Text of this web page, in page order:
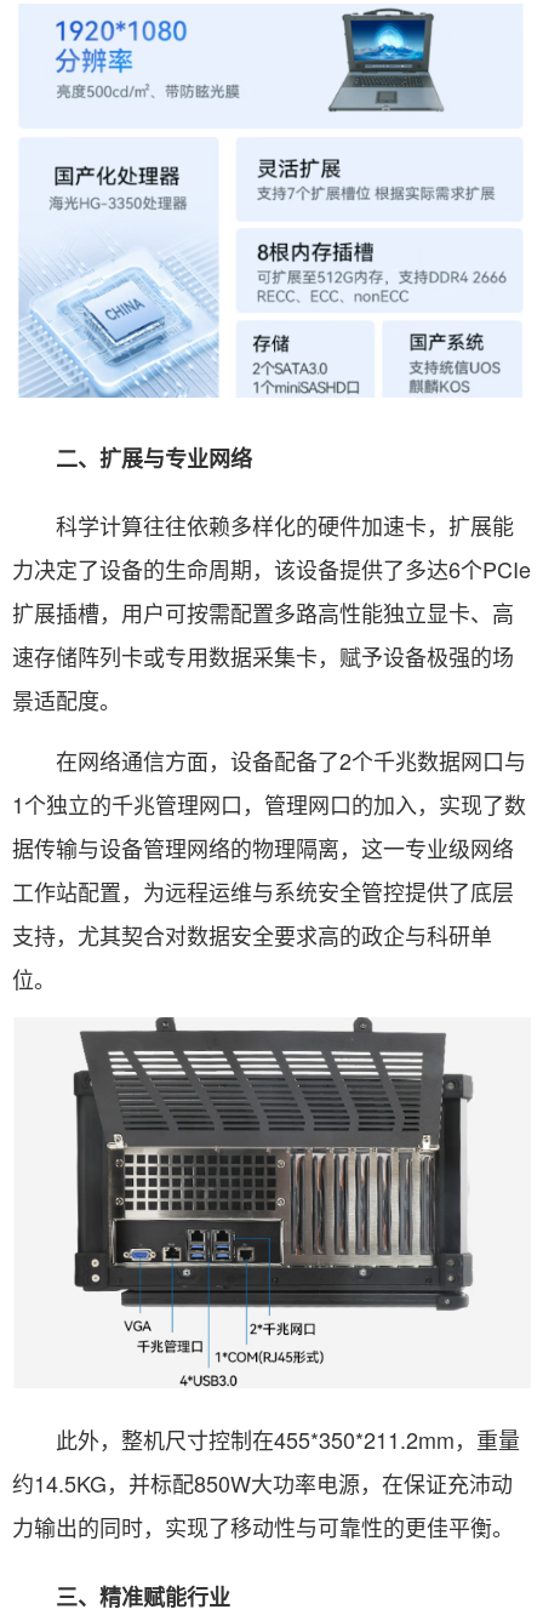
二、扩展与专业网络
科学计算往往依赖多样化的硬件加速卡，扩展能
力决定了设备的生命周期，该设备提供了多达6个PCIe
扩展插槽，用户可按需配置多路高性能独立显卡、高
速存储阵列卡或专用数据采集卡，赋予设备极强的场
景适配度。
在网络通信方面，设备配备了2个千兆数据网口与
1个独立的千兆管理网口，管理网口的加入，实现了数
据传输与设备管理网络的物理隔离，这一专业级网络
工作站配置，为远程运维与系统安全管控提供了底层
支持，尤其契合对数据安全要求高的政企与科研单
位。
此外，整机尺寸控制在455*350*211.2mm，重量
约14.5KG，并标配850W大功率电源，在保证充沛动
力输出的同时，实现了移动性与可靠性的更佳平衡。
三、精准赋能行业